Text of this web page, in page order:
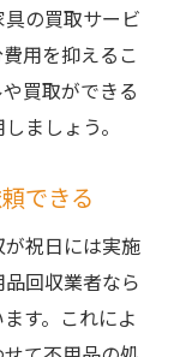
の特徴解説
者がおすす
の買取サービ
用を抑えるこ
買取ができる
ましょう。
できる
祝日には実施
回収業者なら
す。これによ